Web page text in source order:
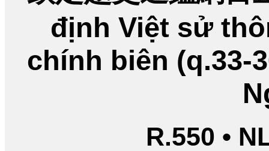
định Việt sử
chính biên (q.33-
R.550 •